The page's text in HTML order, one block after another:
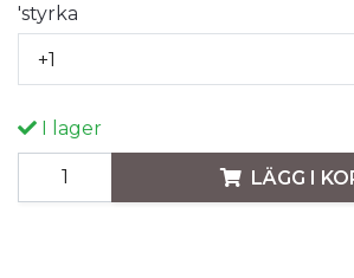
'styrka
+1
I lager
LÄGG I